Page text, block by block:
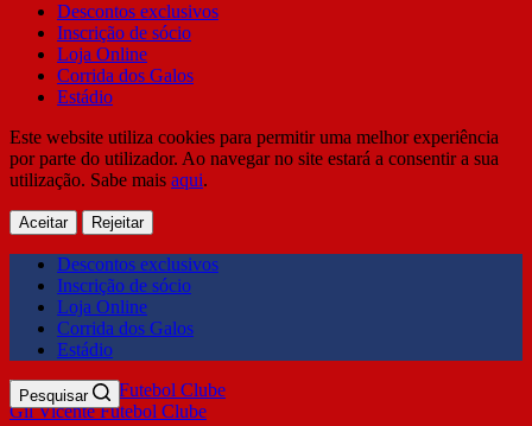
Descontos exclusivos
Inscrição de sócio
Loja Online
Corrida dos Galos
Estádio
Este website utiliza cookies para permitir uma melhor experiência
por parte do utilizador. Ao navegar no site estará a consentir a sua
utilização. Sabe mais aqui.
Aceitar Rejeitar
Descontos exclusivos
Inscrição de sócio
Loja Online
Corrida dos Galos
Estádio
Gil Vicente Futebol Clube
Pesquisar